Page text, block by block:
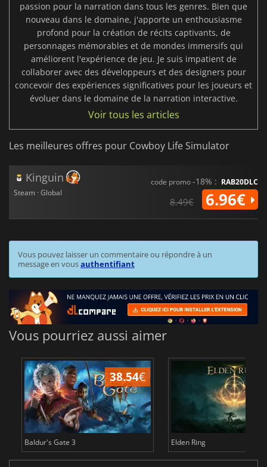
passion pour la narration dans tous les genres. Bien que
nouveau dans le domaine, j'apporte un enthousiasme
profond pour la création de récits captivants, de
personnages mémorables et de mondes immersifs qui
améliorent l'expérience de jeu. Je suis impatient de
collaborer avec des développeurs et des designers pour
concevoir des expériences significatives pour les joueurs et
évoluer dans le domaine de la narration interactive.
Voir tous les articles
Les meilleures offres pour Cowboy Life Simulator
Kinguin
Steam · Global
code promo-18% : RAB20DLC
8.49€ 6.96€
Vous pouvez laisser un commentaire ou répondre à un
message en vousauthentifiant
Vous pourriez aussi aimer
38.54€
Baldur's Gate 3 Elden Ring